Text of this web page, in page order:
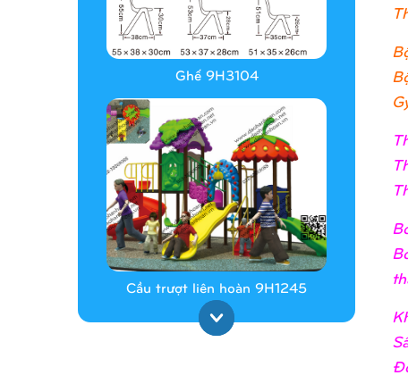
Ghế 9H3104
Cầu trượt liên hoàn 9H1245